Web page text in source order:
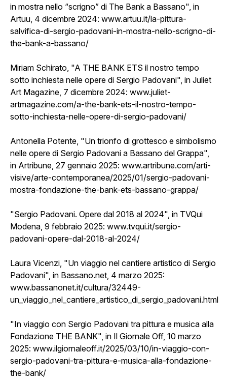
in mostra nello “scrigno” di The Bank a Bassano", in
Artuu, 4 dicembre 2024: www.artuu.it/la-pittura-
salvifica-di-sergio-padovani-in-mostra-nello-scrigno-di-
the-bank-a-bassano/
Miriam Schirato, "A THE BANK ETS il nostro tempo
sotto inchiesta nelle opere di Sergio Padovani", in Juliet
Art Magazine, 7 dicembre 2024: www.juliet-
artmagazine.com/a-the-bank-ets-il-nostro-tempo-
sotto-inchiesta-nelle-opere-di-sergio-padovani/
Antonella Potente, "Un trionfo di grottesco e simbolismo
nelle opere di Sergio Padovani a Bassano del Grappa",
in Artribune, 27 gennaio 2025: www.artribune.com/arti-
visive/arte-contemporanea/2025/01/sergio-padovani-
mostra-fondazione-the-bank-ets-bassano-grappa/
"Sergio Padovani. Opere dal 2018 al 2024", in TVQui
Modena, 9 febbraio 2025: www.tvqui.it/sergio-
padovani-opere-dal-2018-al-2024/
Laura Vicenzi, "Un viaggio nel cantiere artistico di Sergio
Padovani", in Bassano.net, 4 marzo 2025:
www.bassanonet.it/cultura/32449-
un_viaggio_nel_cantiere_artistico_di_sergio_padovani.html
"In viaggio con Sergio Padovani tra pittura e musica alla
Fondazione THE BANK", in Il Giornale Off, 10 marzo
2025: www.ilgiornaleoff.it/2025/03/10/in-viaggio-con-
sergio-padovani-tra-pittura-e-musica-alla-fondazione-
the-bank/